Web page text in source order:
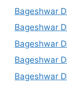
Bageshwar
Bageshwar
Bageshwar
Bageshwar
Bageshwar